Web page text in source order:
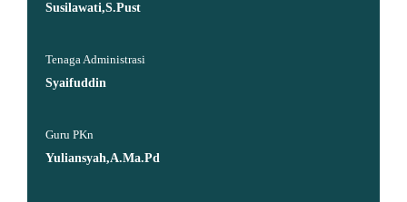
Susilawati,S.Pust
Tenaga Administrasi
Syaifuddin
Guru PKn
Yuliansyah,A.Ma.Pd